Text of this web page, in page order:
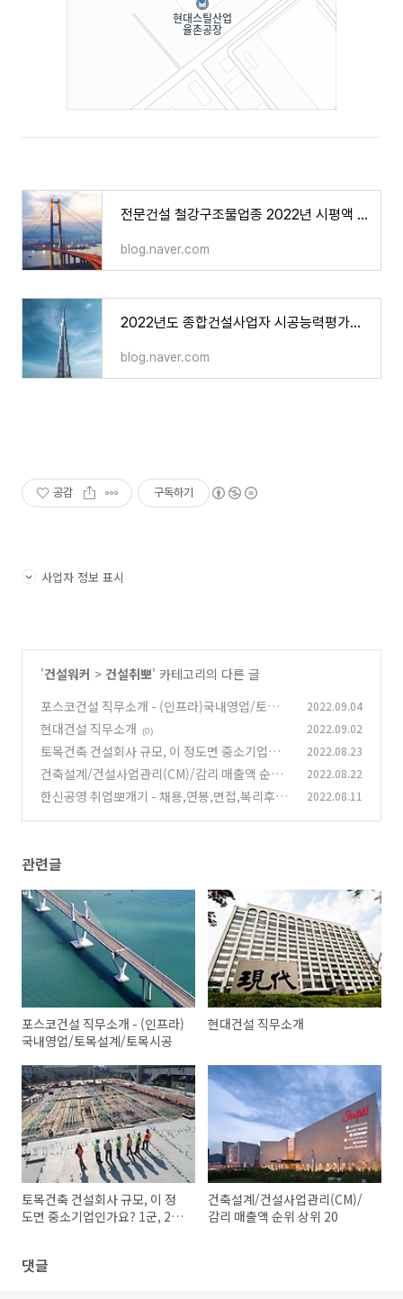
전문건설 철강구조물업종 2022년 시평액 Top20… 1위 현대스틸산업 (취준생 필독)
blog.naver.com
2022년도 종합건설사업자 시공능력평가액 top100+전체순위 (토목건축공사업) 건설취준생 필독
blog.naver.com
공감 구독하기
사업자 정보 표시
'건설워커 > 건설취뽀' 카테고리의 다른 글
포스코건설 직무소개 - (인프라)국내영업/토목설
계/토목시공 (0)
2022.09.04
현대건설 직무소개 (0) 2022.09.02
토목건축 건설회사 규모, 이 정도면 중소기업인
가요? 1군, 2군업체
(0)
2022.08.23
건축설계/건설사업관리(CM)/감리 매출액 순위
상위 20
(0)
2022.08.22
한신공영 취업뽀개기 - 채용,연봉,면접,복리후생
2022.08.11
관련글
포스코건설 직무소개 - (인프라)
국내영업/토목설계/토목시공
현대건설 직무소개
토목건축 건설회사 규모, 이 정
도면 중소기업인가요? 1군, 2군
건축설계/건설사업관리(CM)/
감리 매출액 순위 상위 20
댓글